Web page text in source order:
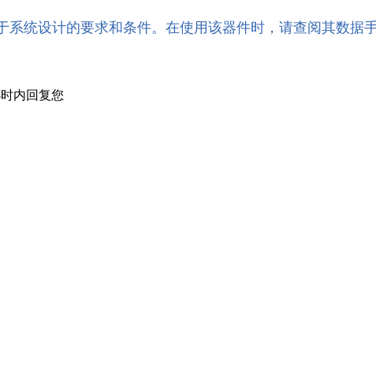
统设计的要求和条件。在使用该器件时，请查阅其数据
内回复您